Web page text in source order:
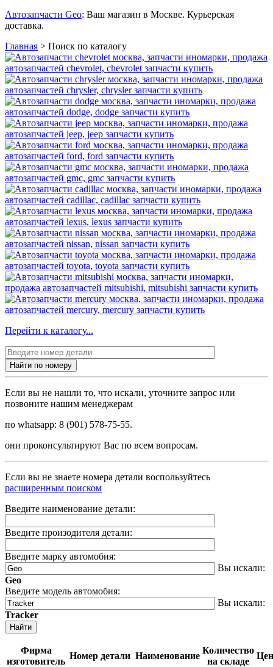
Автозапчасти Geo: Ваш магазин в Москве. Курьерская
доставка.
Главная > Поиск по каталогу
Перейти к каталогу...
Найти по номеру
Если вы не нашли то, что искали, уточните запрос или
позвоните нашим менеджерам
по whatsapp: 8 (901) 578-75-55.
они проконсультируют Вас по всем вопросам.
Если вы не знаете номера детали воспользуйтесь
расширенным поиском
Введите наименование детали:
Введите произодителя детали:
Введите марку автомобия:
Вы искали:
Geo
Введите модель автомобия:
Вы искали:
Tracker
Найти
Фирма
изготовитель
Номер детали Наименование
Количество
на складе